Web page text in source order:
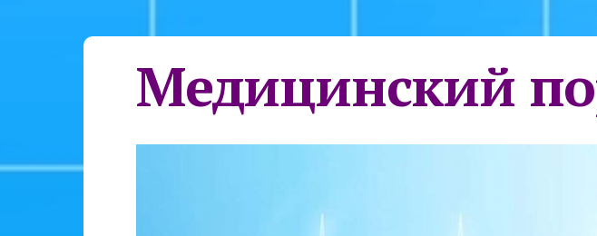
Медицинский